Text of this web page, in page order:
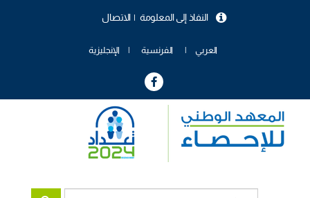
الاتصال النفاذ إلى المعلومة
العربي الفرنسية الإنجليزية